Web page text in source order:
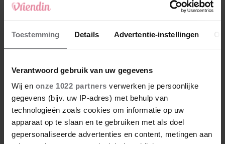
Toestemming Details Advertentie-instellingen
Verantwoord gebruik van uw gegevens
Wij en onze 1022 partners verwerken je persoonlijke
gegevens (bijv. uw IP-adres) met behulp van
technologieën zoals cookies om informatie op uw
apparaat op te slaan en te gebruiken met als doel
gepersonaliseerde advertenties en content, metingen aan